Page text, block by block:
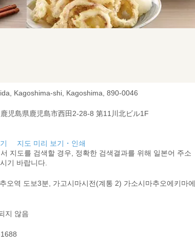
Kagoshima-shi, Kagoshima, 890-0046
児島県鹿児島市西田2-28-8 第11川北ビル1F
지도 미리 보기・인쇄
지도를 검색할 경우, 정확한 검색결과를 위해 일본어 주소
기 바랍니다.
오역 도보3분, 가고시마시전(계통 2) 가소시마추오에키마에
지 않음